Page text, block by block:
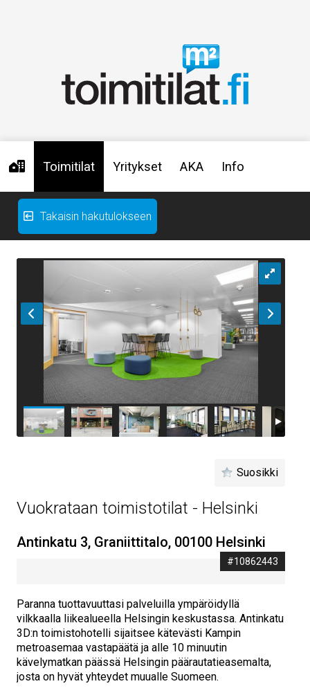
Toimitilat Yritykset AKA Info
Takaisin hakutulokseen
Suosikki
Vuokrataan toimistotilat - Helsinki
Antinkatu 3, Graniittitalo, 00100 Helsinki
#10862443
Paranna tuottavuuttasi palveluilla ympäröidyllä
vilkkaalla liikealueella Helsingin keskustassa. Antinkatu
3D:n toimistohotelli sijaitsee kätevästi Kampin
metroasemaa vastapäätä ja alle 10 minuutin
kävelymatkan päässä Helsingin päärautatieasemalta,
josta on hyvät yhteydet muualle Suomeen.